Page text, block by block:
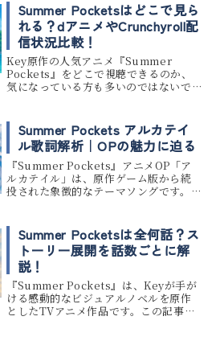
のか、順番を間違えるとネタバレにな
るのではないかと不安...
Summer Pocketsはどこで見ら
れる？dアニメやCrunchyroll配
信状況比較！
Key原作の人気アニメ『Summer
Pockets』をどこで視聴できるのか、
気になっている方も多いのではないで
る？dアニメ・Crunchyrollなど配信サ
イト比...
Summer Pockets アルカテイ
ル歌詞解析｜OPの魅力に迫る
『Summer Pockets』アニメOP「ア
ルカテイル」は、原作ゲーム版から続
投された象徴的なテーマソングです。本
映像とのリンクも含めて、その魅力を
徹底解説します。失わ...
Summer Pocketsは全何話？ス
トーリー展開を話数ごとに解
説！
『Summer Pockets』は、Keyが手が
ける感動的なビジュアルノベルを原作
としたTVアニメ作品です。この記事で